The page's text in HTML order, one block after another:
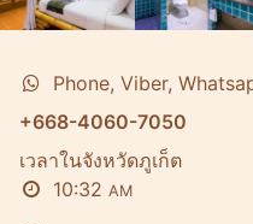
Phone, Viber,
+668-4060-7050
เวลาในจังหวัดภูเก็ต
10:32 AM